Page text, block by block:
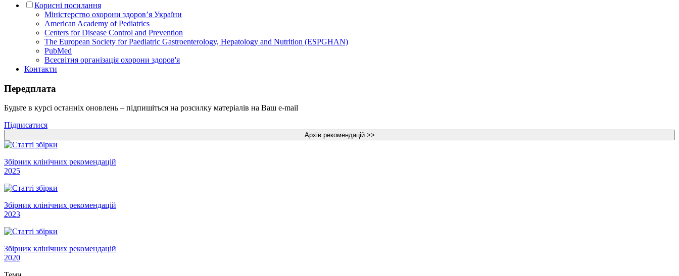
Корисні посилання
Міністерство охорони здоров’я України
American Academy of Pediatrics
Centers for Disease Control and Prevention
The European Society for Paediatric Gastroenterology, Hepatology and Nutrition (ESPGHAN)
PubMed
Всесвітня організація охорони здоров'я
Контакти
Передплата
Будьте в курсі останніх оновлень – підпишіться на розсилку матеріалів на Ваш e-mail
Підписатися
Збірник клінічних рекомендацій
2025
Збірник клінічних рекомендацій
2023
Збірник клінічних рекомендацій
2020